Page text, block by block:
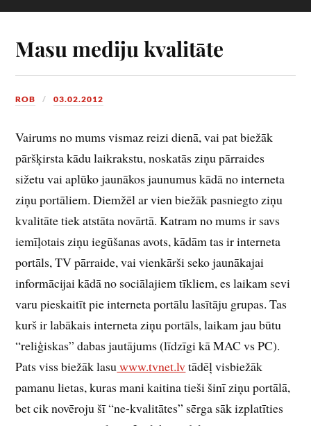
Masu mediju kvalitāte
ROB 03.02.2012
Vairums no mums vismaz reizi dienā, vai pat biežāk
pāršķirsta kādu laikrakstu, noskatās ziņu pārraides
sižetu vai aplūko jaunākos jaunumus kādā no interneta
ziņu portāliem. Diemžēl ar vien biežāk pasniegto ziņu
kvalitāte tiek atstāta novārtā. Katram no mums ir savs
iemīļotais ziņu iegūšanas avots, kādām tas ir interneta
portāls, TV pārraide, vai vienkārši seko jaunākajai
informācijai kādā no sociālajiem tīkliem, es laikam sevi
varu pieskaitīt pie interneta portālu lasītāju grupas. Tas
kurš ir labākais interneta ziņu portāls, laikam jau būtu
“reliģiskas” dabas jautājums (līdzīgi kā MAC vs PC).
Pats viss biežāk lasuwww.tvnet.lvtādēļ visbiežāk
pamanu lietas, kuras mani kaitina tieši šinī ziņu portālā,
bet cik novēroju šī “ne-kvalitātes” sērga sāk izplatīties